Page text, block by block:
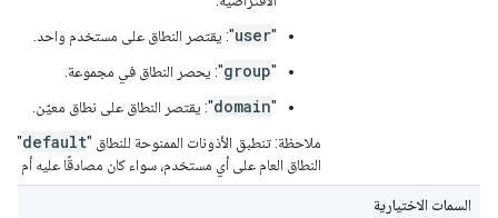
"
user": يقتصر النطاق على مستخدم واحد.
‫"
group": يحصر النطاق في مجموعة.
"
domain": يقتصر النطاق على نطاق معيّن.
ملاحظة: تنطبق الأذونات الممنوحة للنطاق "default" أو
النطاق العام على أي مستخدم، سواء كان مصادقًا عليه أم لا.
السمات الاختيارية